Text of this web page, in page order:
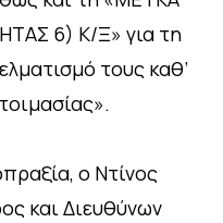
6) Κ/Ξ» για τη
τους καθ’
ο Ντίνος
και Διευθύνων